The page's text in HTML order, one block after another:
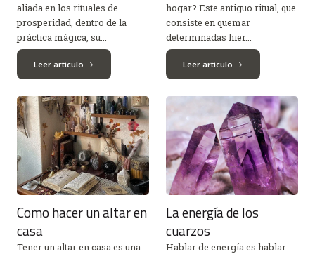
aliada en los rituales de
prosperidad, dentro de la
práctica mágica, su...
Leer artículo
hogar? Este antiguo ritual, que
consiste en quemar
determinadas hier...
Leer artículo
Como hacer un altar en
casa
Tener un altar en casa es una
La energía de los
cuarzos
Hablar de energía es hablar